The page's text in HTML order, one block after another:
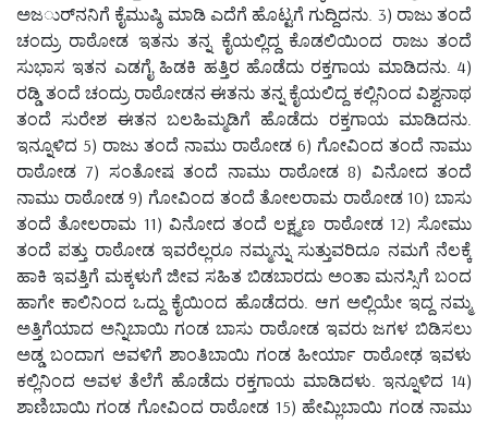
ಅಜರ್ುನನಿಗೆ ಕೈಮುಷ್ಠಿ ಮಾಡಿ ಎದೆಗೆ ಹೊಟ್ಟಗೆ ಗುದ್ದಿದನು. 3) ರಾಜು ತಂದೆ
ಚಂದ್ರು ರಾಠೋಡ ಇತನು ತನ್ನ ಕೈಯಲ್ಲಿದ್ದ ಕೊಡಲಿಯಿಂದ ರಾಜು ತಂದೆ
ಸುಭಾಸ ಇತನ ಎಡಗೈ ಹಿಡಕಿ ಹತ್ತಿರ ಹೊಡೆದು ರಕ್ತಗಾಯ ಮಾಡಿದನು. 4)
ರಡ್ಡಿ ತಂದೆ ಚಂದ್ರು ರಾಠೋಡನ ಈತನು ತನ್ನ ಕೈಯಲಿದ್ದ ಕಲ್ಲಿನಿಂದ ವಿಶ್ವನಾಥ
ತಂದೆ ಸುರೇಶ ಈತನ ಬಲಹಿಮ್ಮಡಿಗೆ ಹೊಡೆದು ರಕ್ತಗಾಯ ಮಾಡಿದನು.
ಇನ್ನೂಳಿದ 5) ರಾಜು ತಂದೆ ನಾಮು ರಾಠೋಡ 6) ಗೋವಿಂದ ತಂದೆ ನಾಮು
ರಾಠೋಡ 7) ಸಂತೋಷ ತಂದೆ ನಾಮು ರಾಠೋಡ 8) ವಿನೋದ ತಂದೆ
ನಾಮು ರಾಠೋಡ 9) ಗೋವಿಂದ ತಂದೆ ತೋಲರಾಮ ರಾಠೋಡ 10) ಬಾಸು
ತಂದೆ ತೋಲರಾಮ 11) ವಿನೋದ ತಂದೆ ಲಕ್ಷ್ಮಣ ರಾಠೋಡ 12) ಸೋಮು
ತಂದೆ ಪತ್ತು ರಾಠೋಡ ಇವರೆಲ್ಲರೂ ನಮ್ಮನ್ನು ಸುತ್ತುವರಿದೂ ನಮಗೆ ನೆಲಕ್ಕೆ
ಹಾಕಿ ಇವತ್ತಿಗೆ ಮಕ್ಕಳುಗೆ ಜೀವ ಸಹಿತ ಬಿಡಬಾರದು ಅಂತಾ ಮನಸ್ಸಿಗೆ ಬಂದ
ಹಾಗೇ ಕಾಲಿನಿಂದ ಒದ್ದು ಕೈಯಿಂದ ಹೊಡೆದರು. ಆಗ ಅಲ್ಲಿಯೇ ಇದ್ದ ನಮ್ಮ
ಅತ್ತಿಗೆಯಾದ ಅನ್ನಿಬಾಯಿ ಗಂಡ ಬಾಸು ರಾಠೋಡ ಇವರು ಜಗಳ ಬಿಡಿಸಲು
ಅಡ್ಡ ಬಂದಾಗ ಅವಳಿಗೆ ಶಾಂತಿಬಾಯಿ ಗಂಡ ಹೀರ್ಯಾ ರಾಠೋಢ ಇವಳು
ಕಲ್ಲಿನಿಂದ ಅವಳ ತೆಲೆಗೆ ಹೊಡೆದು ರಕ್ತಗಾಯ ಮಾಡಿದಳು. ಇನ್ನೂಳಿದ 14)
ಶಾಣಿಬಾಯಿ ಗಂಡ ಗೋವಿಂದ ರಾಠೋಡ 15) ಹೇಮ್ಲಿಬಾಯಿ ಗಂಡ ನಾಮು